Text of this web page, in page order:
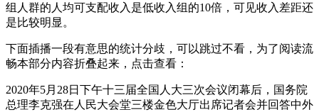
组人群的人均可支配收入是低收入组的10倍，可见收入差距还
是比较明显。
下面插播一段有意思的统计分歧，可以跳过不看，为了阅读流
畅本部分内容折叠起来，点击查看：
2020年5月28日下午十三届全国人大三次会议闭幕后，国务院
总理李克强在人民大会堂三楼金色大厅出席记者会并回答中外